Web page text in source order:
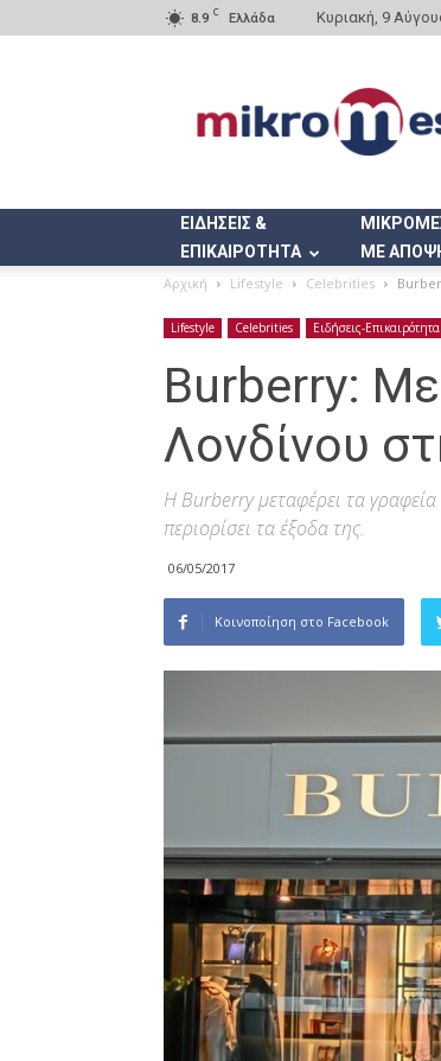
8.9 C Ελλάδα Κυριακή, 9
ΕΙΔΗΣΕΙΣ &
ΕΠΙΚΑΙΡΟΤΗΤΑ
ΜΕ
Αρχική Lifestyle Celebrities
Lifestyle Celebrities Ειδήσεις-Επικαιρότητα
Burberry:
Λονδίνου
H Burberry μεταφέρει τα
περιορίσει τα έξοδα της.
06/05/2017
Κοινοποίηση στο Facebook